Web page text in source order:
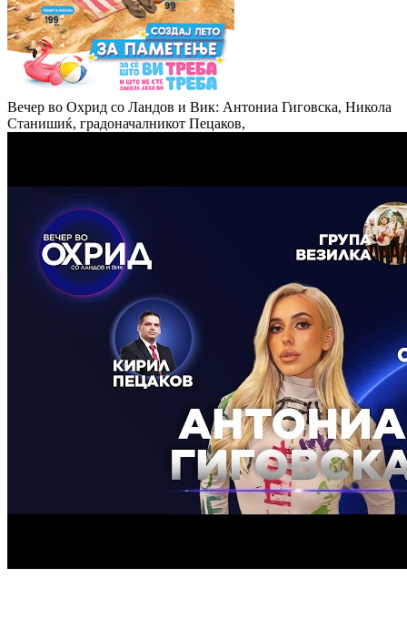
Вечер во Охрид со Ландов и Вик: Антониа Гиговска, Никола
Станишиќ, градоначалникот Пецаков,